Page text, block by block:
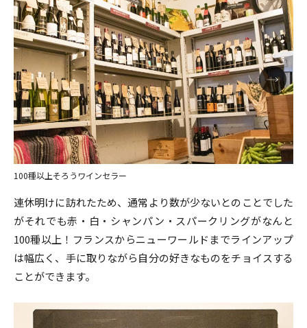
100種以上そろうワインセラー
連休明けに訪れたため、通常より数が少ないとのことでした
がそれでも赤・白・シャンパン・スパークリングがなんと
100種以上！フランスからニューワールドまでラインアップ
は幅広く、手に取りながら自分の好きなものをチョイスする
ことができます。